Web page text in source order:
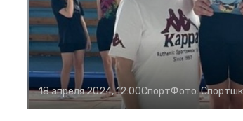
18 апреля 2024, 12:00СпортФото: